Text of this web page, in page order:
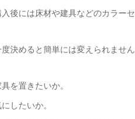
後には床材や建具などのカラーセ
決めると簡単には変えられません
を置きたいか。
したいか。